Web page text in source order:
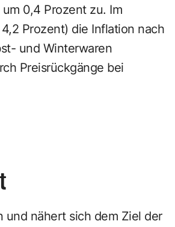
0,4 Prozent zu. Im
Prozent) die Inflation nach
und Winterwaren
Preisrückgänge bei
und nähert sich dem Ziel der